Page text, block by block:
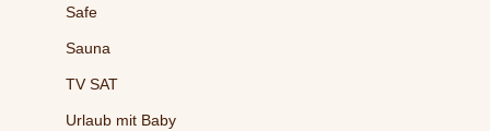
Safe
Sauna
TV SAT
Urlaub mit Baby